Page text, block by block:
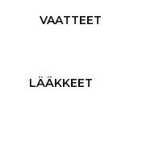
VAATTEET
LÄÄKKEET